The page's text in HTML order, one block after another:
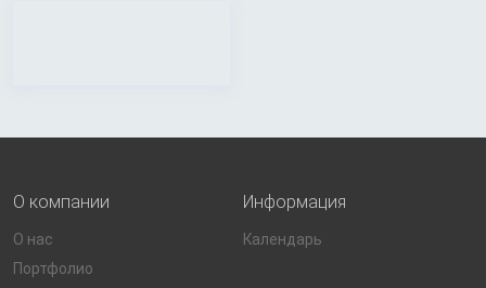
О компании
О нас
Портфолио
Информация
Календарь